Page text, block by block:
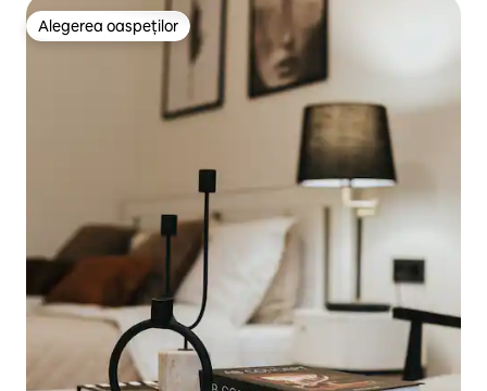
Alegerea oaspeților
Alegerea oaspeților